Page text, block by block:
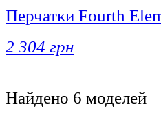
Перчатки Fourth
2 304 грн
Найдено 6 моделей